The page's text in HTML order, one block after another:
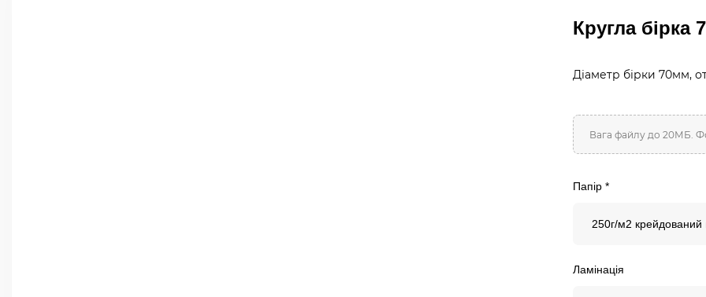
Кругла бірка
Діаметр бірки 70мм,
Папір *
250г/м2 крейдований
Ламінація